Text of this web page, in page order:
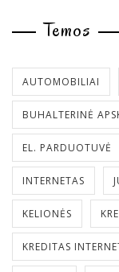
Temos
AUTOMOBILIAI
BUHALTERINĖ
EL. PARDUOTUVĖ
INTERNETAS
KELIONĖS
KREDITAS